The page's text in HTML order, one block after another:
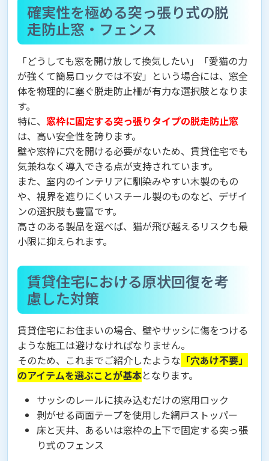
確実性を極める突っ張り式の脱
走防止窓・フェンス
「どうしても窓を開け放して換気したい」「愛猫の力
が強くて簡易ロックでは不安」という場合には、窓全
体を物理的に塞ぐ脱走防止柵が有力な選択肢となりま
す。
特に、 窓枠に固定する突っ張りタイプの脱走防止窓
は、高い安全性を誇ります。
壁や窓枠に穴を開ける必要がないため、賃貸住宅でも
気兼ねなく導入できる点が支持されています。
また、室内のインテリアに馴染みやすい木製のもの
や、視界を遮りにくいスチール製のものなど、デザイ
ンの選択肢も豊富です。
高さのある製品を選べば、猫が飛び越えるリスクも最
小限に抑えられます。
賃貸住宅における原状回復を考
慮した対策
賃貸住宅にお住まいの場合、壁やサッシに傷をつける
ような施工は避けなければなりません。
そのため、これまでご紹介したような 「穴あけ不要」
のアイテムを選ぶことが基本となります。
サッシのレールに挟み込むだけの窓用ロック
剥がせる両面テープを使用した網戸ストッパー
床と天井、あるいは窓枠の上下で固定する突っ張
り式のフェンス